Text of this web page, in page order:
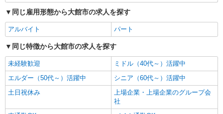
同じ雇用形態から大館市の求人を探す
アルバイト パート
同じ特徴から大館市の求人を探す
未経験歓迎
ミドル（40代～）活躍中
エルダー（50代～）活躍中
シニア（60代～）活躍中
土日祝休み
上場企業・上場企業のグループ会
社